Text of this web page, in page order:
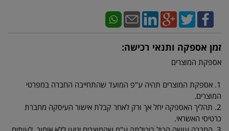
זמן אספקה ותנאי רכישה:
אספקת המוצרים
1. אספקת המוצרים תהיה ע"פ המועד שהתחייבה החברה במפרטי
המוצרים.
2. תהליך האספקה יחל אך ורק לאחר קבלת אישור העיסקה מחברת
כרטיסי האשראי.